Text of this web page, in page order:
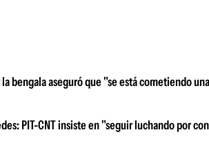
bengala aseguró que "se está cometiendo
PIT-CNT insiste en "seguir luchando por